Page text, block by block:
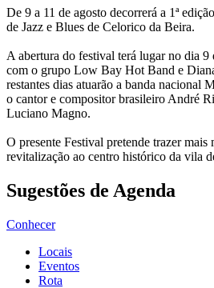
De 9 a 11 de agosto decorrerá a 1ª
de Jazz e Blues de Celorico da Beira.
A abertura do festival terá lugar no dia 9
com o grupo Low Bay Hot Band e
restantes dias atuarão a banda nacional
o cantor e compositor brasileiro André
Luciano Magno.
O presente Festival pretende trazer
revitalização ao centro histórico da vila
Sugestões de Agenda
Conhecer
Locais
Eventos
Rota